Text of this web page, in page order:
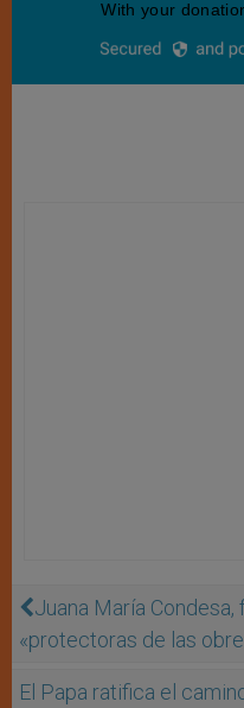
Juana María Condesa,
«protectoras de las
El Papa ratifica el